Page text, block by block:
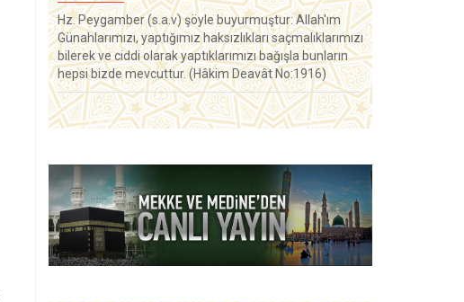
Hz. Peygamber (s.a.v) şöyle buyurmuştur: Allah'ım
Günahlarımızı, yaptığımız haksızlıkları saçmalıklarımızı
bilerek ve ciddi olarak yaptıklarımızı bağışla bunların
hepsi bizde mevcuttur. (Hâkim Deavât No:1916)